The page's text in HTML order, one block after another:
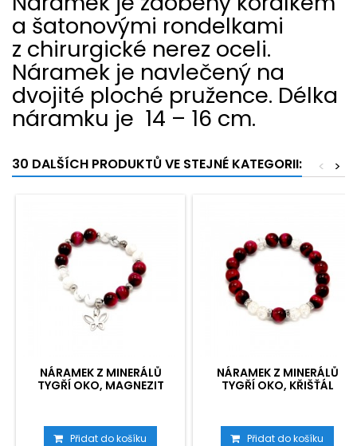
a šatonovými rondelkami
z chirurgické nerez oceli.
Náramek je navlečený na
dvojité ploché pružence. Délka
náramku je 14 – 16 cm.
30 DALŠÍCH PRODUKTŮ VE STEJNÉ KATEGORII: >
<
NÁRAMEK Z MINERÁLŮ
TYGŘÍ OKO, MAGNEZIT
Přidat do košíku
NÁRAMEK Z MINERÁLŮ
TYGŘÍ OKO, KŘIŠŤÁL
Přidat do košíku